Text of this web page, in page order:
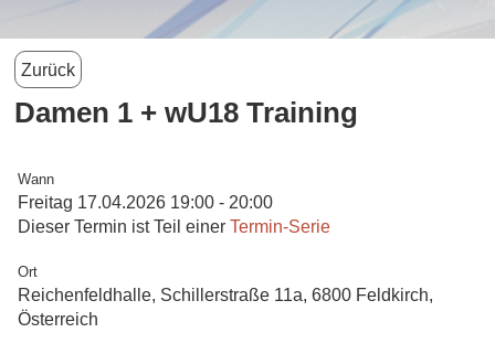
Zurück
Damen 1 + wU18 Training
Wann
Freitag 17.04.2026 19:00 - 20:00
Dieser Termin ist Teil einer Termin-Serie
Ort
Reichenfeldhalle, Schillerstraße 11a, 6800 Feldkirch,
Österreich